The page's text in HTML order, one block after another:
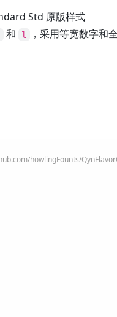
Std 原版样式
和 l
，采用等宽数字和
howlingFounts/